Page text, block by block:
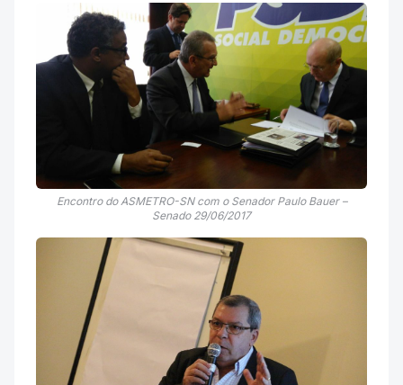
Encontro do ASMETRO-SN com o Senador Paulo Bauer –
Senado 29/06/2017